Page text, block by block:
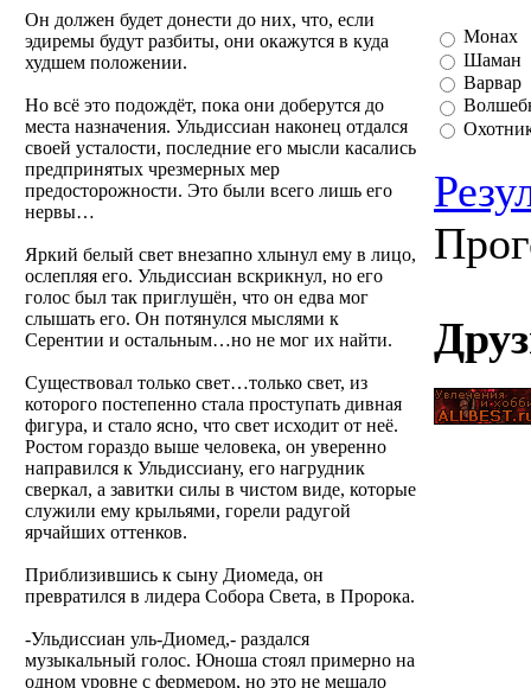
Он должен будет донести до них, что, если
эдиремы будут разбиты, они окажутся в куда
худшем положении.
Но всё это подождёт, пока они доберутся до
места назначения. Ульдиссиан наконец отдался
своей усталости, последние его мысли касались
предпринятых чрезмерных мер
предосторожности. Это были всего лишь его
нервы…
Яркий белый свет внезапно хлынул ему в лицо,
ослепляя его. Ульдиссиан вскрикнул, но его
голос был так приглушён, что он едва мог
слышать его. Он потянулся мыслями к
Серентии и остальным…но не мог их найти.
Существовал только свет…только свет, из
которого постепенно стала проступать дивная
фигура, и стало ясно, что свет исходит от неё.
Ростом гораздо выше человека, он уверенно
направился к Ульдиссиану, его нагрудник
сверкал, а завитки силы в чистом виде, которые
служили ему крыльями, горели радугой
ярчайших оттенков.
Приблизившись к сыну Диомеда, он
превратился в лидера Собора Света, в Пророка.
-Ульдиссиан уль-Диомед,- раздался
музыкальный голос. Юноша стоял примерно на
одном уровне с фермером, но это не мешало
Монах
Шаман
Варвар